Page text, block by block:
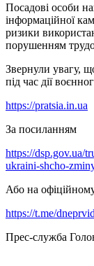
Посадові особи
інформаційної
ризики
порушенням
Звернули увагу,
під час дії
https://pratsia.in.ua
За посиланням
https://dsp.gov.ua/
ukraini-shcho-
Або на
https://t.me/
Прес-служба